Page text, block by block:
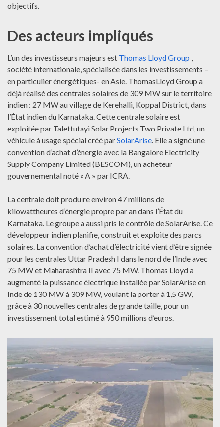
objectifs.
Des acteurs impliqués
L’un des investisseurs majeurs est Thomas Lloyd Group
société internationale, spécialisée dans les investissements –
en particulier énergétiques- en Asie. ThomasLloyd Group a
déjà réalisé des centrales solaires de 309 MW sur le territoire
indien : 27 MW au village de Kerehalli, Koppal District, dans
l’État indien du Karnataka. Cette centrale solaire est
exploitée par Talettutayi Solar Projects Two Private Ltd, un
véhicule à usage spécial créé parSolarArise . Elle a signé une
convention d’achat d’énergie avec la Bangalore Electricity
Supply Company Limited (BESCOM), un acheteur
gouvernemental noté « A » par ICRA.
La centrale doit produire environ 47 millions de
kilowattheures d’énergie propre par an dans l’État du
Karnataka. Le groupe a aussi pris le contrôle de SolarArise. Ce
développeur indien planifie, construit et exploite des parcs
solaires. La convention d’achat d’électricité vient d’être signée
pour les centrales Uttar Pradesh I dans le nord de l’Inde avec
75 MW et Maharashtra II avec 75 MW. Thomas Lloyd a
augmenté la puissance électrique installée par SolarArise en
Inde de 130 MW à 309 MW, voulant la porter à 1,5 GW,
grâce à 30 nouvelles centrales de grande taille, pour un
investissement total estimé à 950 millions d’euros.